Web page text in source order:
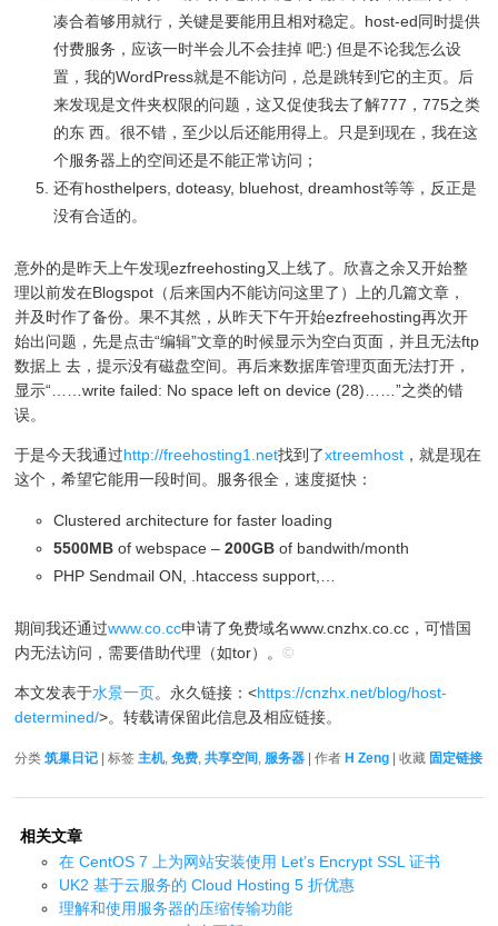
凑合着够用就行，关键是要能用且相对稳定。host-ed同时提供
付费服务，应该一时半会儿不会挂掉 吧:) 但是不论我怎么设
置，我的WordPress就是不能访问，总是跳转到它的主页。后
来发现是文件夹权限的问题，这又促使我去了解777，775之类
的东 西。很不错，至少以后还能用得上。只是到现在，我在这
个服务器上的空间还是不能正常访问；
还有hosthelpers, doteasy, bluehost, dreamhost等等，反正是
没有合适的。
意外的是昨天上午发现ezfreehosting又上线了。欣喜之余又开始整
理以前发在Blogspot（后来国内不能访问这里了）上的几篇文章，
并及时作了备份。果不其然，从昨天下午开始ezfreehosting再次开
始出问题，先是点击“编辑”文章的时候显示为空白页面，并且无法ftp
数据上 去，提示没有磁盘空间。再后来数据库管理页面无法打开，
显示“……write failed: No space left on device (28)……”之类的错
误。
于是今天我通过http://freehosting1.net找到了xtreemhost ，就是现在
这个，希望它能用一段时间。服务很全，速度挺快：
Clustered architecture for faster loading
5500MB of webspace –200GB of bandwith/month
PHP Sendmail ON, .htaccess support,…
期间我还通过www.co.cc申请了免费域名www.cnzhx.co.cc，可惜国
内无法访问，需要借助代理（如tor）。©
本文发表于水景一页。永久链接：<https://cnzhx.net/blog/host-
determined/>。转载请保留此信息及相应链接。
分类筑巢日记 | 标签主机,免费,共享空间, 服务器 | 作者H Zeng | 收藏 固定链接
相关文章
在 CentOS 7 上为网站安装使用 Let’s Encrypt SSL 证书
UK2 基于云服务的 Cloud Hosting 5 折优惠
理解和使用服务器的压缩传输功能